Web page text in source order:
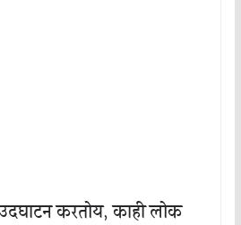
करतोय, काही लोक